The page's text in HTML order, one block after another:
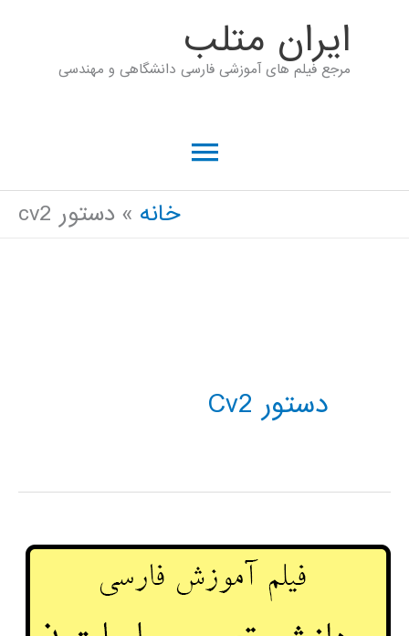
ايران متلب
مرجع فیلم های آموزشی فارسی دانشگاهی و مهندسی
فهرست
اصلی
خانه دستور cv2
دستور Cv2